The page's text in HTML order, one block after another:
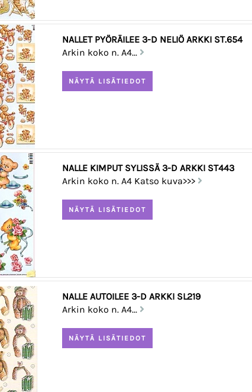
NALLET PYÖRÄILEE 3-D NELIÖ ARKKI ST.654
Arkin koko n. A4...
NALLE KIMPUT SYLISSÄ 3-D ARKKI ST443
Arkin koko n. A4 Katso kuva>>>
NALLE AUTOILEE 3-D ARKKI SL219
Arkin koko n. A4...